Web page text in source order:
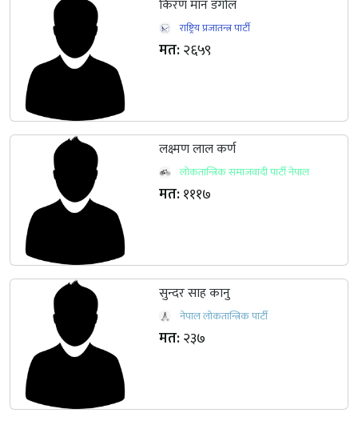
किरण मान डंगोल
राष्ट्रिय प्रजातन्त्र पार्टी
मत:२६५९
लक्ष्मण लाल कर्ण
लोकतान्त्रिक समाजवादी पार्टी नेपाल
मत:१११७
सुन्दर साह कानु
नेपाल लोकतान्त्रिक पार्टी
मत:२३७